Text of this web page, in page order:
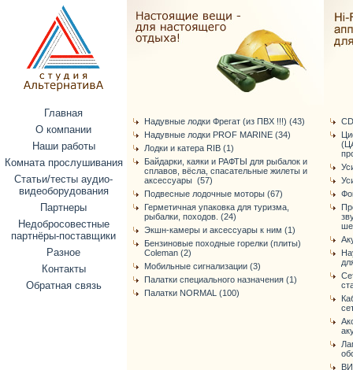
Главная
О компании
Наши работы
Комната прослушивания
Статьи/тесты аудио-
видеоборудования
Партнеры
Недобросовестные
партнёры-поставщики
Разное
Контакты
Обратная связь
Надувные лодки Фрегат (из ПВХ !!!) (43)
Надувные лодки PROF MARINE (34)
Лодки и катера RIB (1)
Байдарки, каяки и РАФТЫ для рыбалок и
сплавов, вёсла, спасательные жилеты и
аксессуары (57)
Подвесные лодочные моторы (67)
Герметичная упаковка для туризма,
рыбалки, походов. (24)
Экшн-камеры и аксессуары к ним (1)
Бензиновые походные горелки (плиты)
Coleman (2)
Мобильные сигнализации (3)
Палатки специального назначения (1)
Палатки NORMAL (100)